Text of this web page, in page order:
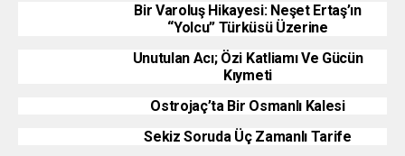
Bir Varoluş Hikayesi: Neşet Ertaş’ın
“Yolcu” Türküsü Üzerine
Unutulan Acı; Özi Katliamı Ve Gücün
Kıymeti
Ostrojaç’ta Bir Osmanlı Kalesi
Sekiz Soruda Üç Zamanlı Tarife